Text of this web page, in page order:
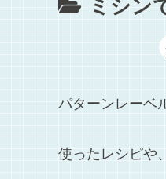
ミシン
パターンレーベ
使ったレシピや